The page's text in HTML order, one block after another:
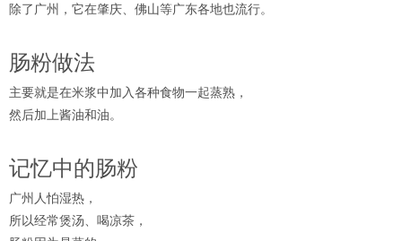
除了广州，它在肇庆、佛山等广东各地也流行。
肠粉做法
主要就是在米浆中加入各种食物一起蒸熟，
然后加上酱油和油。
记忆中的肠粉
广州人怕湿热，
所以经常煲汤、喝凉茶，